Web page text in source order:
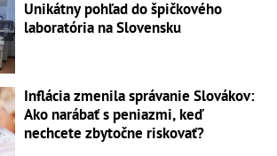
Unikátny pohľad do špičkového
laboratória na Slovensku
Inflácia zmenila správanie Slovákov:
Ako narábať s peniazmi, keď
nechcete zbytočne riskovať?